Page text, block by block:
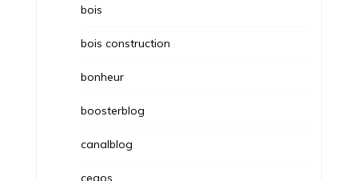
bois
bois construction
bonheur
boosterblog
canalblog
cegos